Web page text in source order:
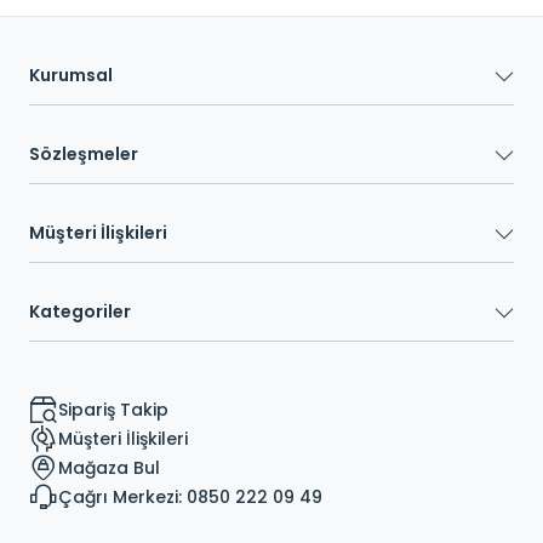
Kurumsal
Sözleşmeler
Müşteri İlişkileri
Kategoriler
Sipariş Takip
Müşteri İlişkileri
Mağaza Bul
Çağrı Merkezi: 0850 222 09 49